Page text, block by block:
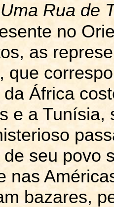
Uma Rua de
no
as
que
África
e a Tunísia,
seu povo
nas
bazares,